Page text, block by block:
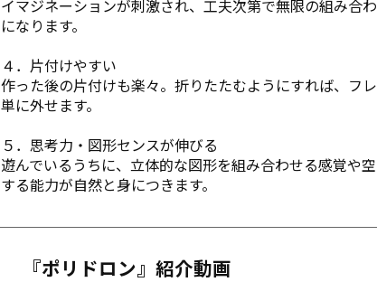
イマジネーションが刺激され、工夫次第で無限の組み合
になります。
４．片付けやすい
作った後の片付けも楽々。折りたたむようにすれば、フ
単に外せます。
５．思考力・図形センスが伸びる
遊んでいるうちに、立体的な図形を組み合わせる感覚や
する能力が自然と身につきます。
『ポリドロン』紹介動画